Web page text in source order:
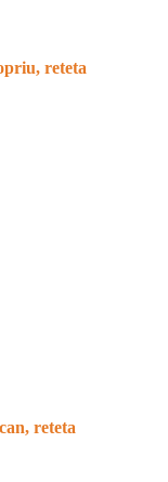
reteta
reteta